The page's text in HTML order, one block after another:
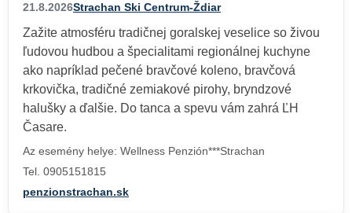
21.8.2026Strachan Ski Centrum-Ždiar
Zažite atmosféru tradičnej goralskej veselice so živou
ľudovou hudbou a špecialitami regionálnej kuchyne
ako napríklad pečené bravčové koleno, bravčová
krkovička, tradičné zemiakové pirohy, bryndzové
halušky a ďalšie. Do tanca a spevu vám zahrá ĽH
Časare.
Az esemény helye: Wellness Penzión***Strachan
Tel. 0905151815
penzionstrachan.sk